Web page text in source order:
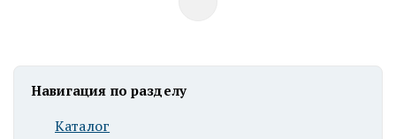
Навигация по разделу
Каталог